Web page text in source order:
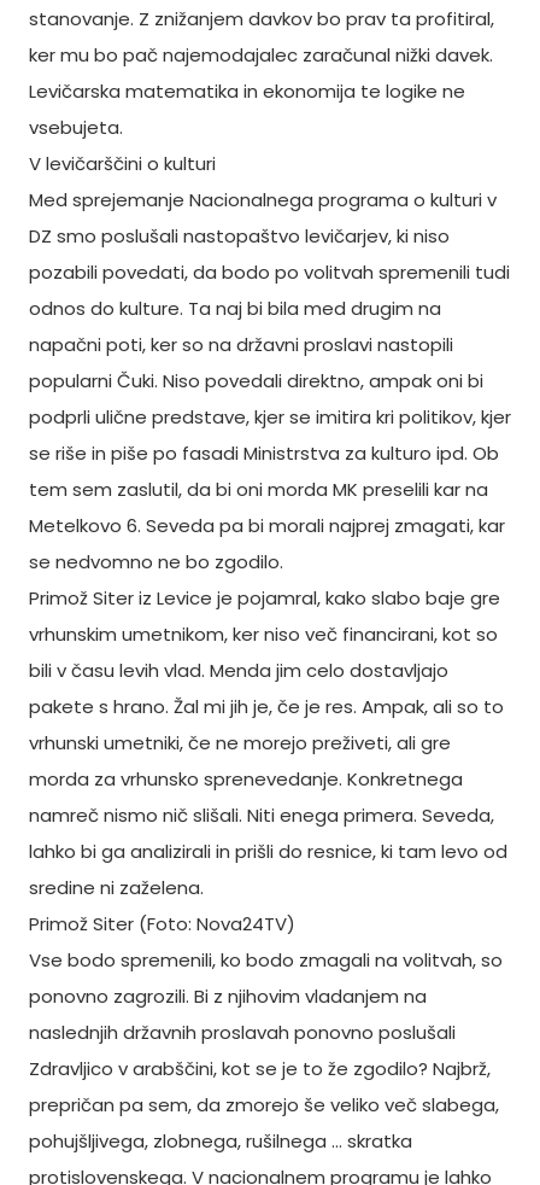
stanovanje. Z znižanjem davkov bo prav ta profitiral,
ker mu bo pač najemodajalec zaračunal nižki davek.
Levičarska matematika in ekonomija te logike ne
vsebujeta.
V levičarščini o kulturi
Med sprejemanje Nacionalnega programa o kulturi v
DZ smo poslušali nastopaštvo levičarjev, ki niso
pozabili povedati, da bodo po volitvah spremenili tudi
odnos do kulture. Ta naj bi bila med drugim na
napačni poti, ker so na državni proslavi nastopili
popularni Čuki. Niso povedali direktno, ampak oni bi
podprli ulične predstave, kjer se imitira kri politikov, kjer
se riše in piše po fasadi Ministrstva za kulturo ipd. Ob
tem sem zaslutil, da bi oni morda MK preselili kar na
Metelkovo 6. Seveda pa bi morali najprej zmagati, kar
se nedvomno ne bo zgodilo.
Primož Siter iz Levice je pojamral, kako slabo baje gre
vrhunskim umetnikom, ker niso več financirani, kot so
bili v času levih vlad. Menda jim celo dostavljajo
pakete s hrano. Žal mi jih je, če je res. Ampak, ali so to
vrhunski umetniki, če ne morejo preživeti, ali gre
morda za vrhunsko sprenevedanje. Konkretnega
namreč nismo nič slišali. Niti enega primera. Seveda,
lahko bi ga analizirali in prišli do resnice, ki tam levo od
sredine ni zaželena.
Primož Siter (Foto: Nova24TV)
Vse bodo spremenili, ko bodo zmagali na volitvah, so
ponovno zagrozili. Bi z njihovim vladanjem na
naslednjih državnih proslavah ponovno poslušali
Zdravljico v arabščini, kot se je to že zgodilo? Najbrž,
prepričan pa sem, da zmorejo še veliko več slabega,
pohujšljivega, zlobnega, rušilnega … skratka
protislovenskega. V nacionalnem programu je lahko